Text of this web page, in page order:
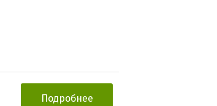
Подробнее